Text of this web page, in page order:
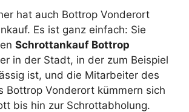
hat auch Bottrop Vonderort
Es ist ganz einfach: Sie
Schrottankauf Bottrop
in der Stadt, in der zum Beispiel
ist, und die Mitarbeiter des
Bottrop Vonderort kümmern sich
bis hin zur Schrottabholung.